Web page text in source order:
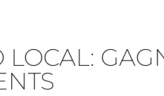
LOCAL: